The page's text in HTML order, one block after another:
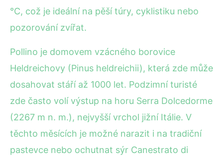
°C, což je ideální na pěší túry, cyklistiku nebo
pozorování zvířat.
Pollino je domovem vzácného borovice
Heldreichovy (Pinus heldreichii), která zde může
dosahovat stáří až 1000 let. Podzimní turisté
zde často volí výstup na horu Serra Dolcedorme
(2267 m n. m.), nejvyšší vrchol jižní Itálie. V
těchto měsících je možné narazit i na tradiční
pastevce nebo ochutnat sýr Canestrato di